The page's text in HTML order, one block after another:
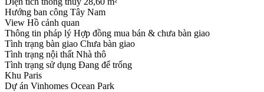
Hướng ban công Tây Nam
View Hồ cảnh quan
Thông tin pháp lý Hợp đồng mua bán & chưa bàn giao
Tình trạng bàn giao Chưa bàn giao
Tình trạng nội thất Nhà thô
Tình trạng sử dụng Đang để trống
Khu Paris
Dự án Vinhomes Ocean Park